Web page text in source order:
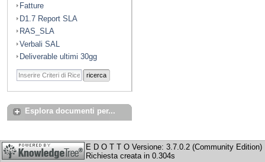
Fatture
D1.7 Report SLA
RAS_SLA
Verbali SAL
Deliverable ultimi 30gg
ricerca
Esplora documenti per...
E D O T T O Versione: 3.7.0.2 (Community Edition)
Richiesta creata in 0.304s